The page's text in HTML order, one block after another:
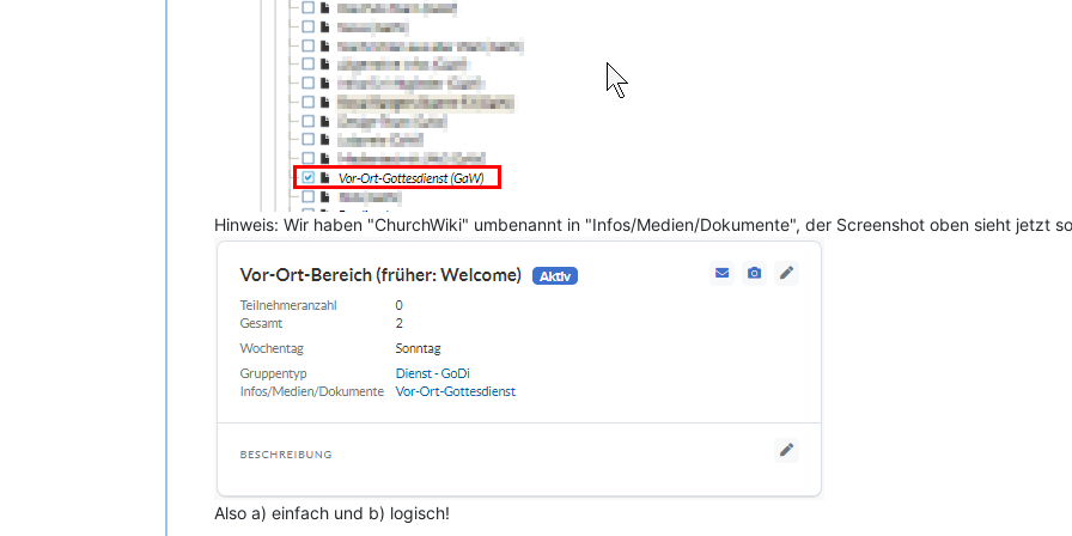
Hinweis: Wir haben "ChurchWiki" umbenannt in "Infos/Medien/Dokumente", der Screenshot oben sieht jetzt
Also a) einfach und b) logisch!